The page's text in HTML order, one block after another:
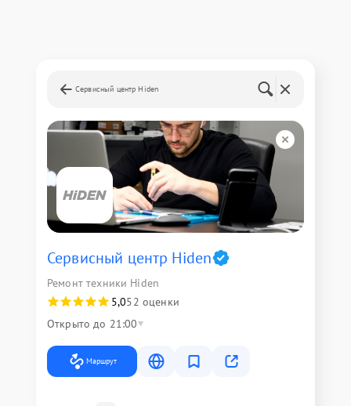
Сервисный центр Hiden
Сервисный центр Hiden
Ремонт техники Hiden
5,052 оценки
Открыто до 21:00
Маршрут